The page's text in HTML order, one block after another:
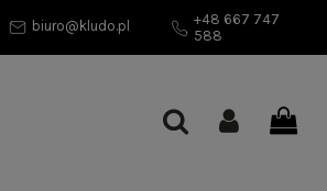
biuro@kludo.pl
+48 667 747
588